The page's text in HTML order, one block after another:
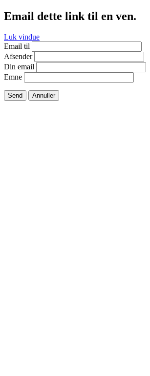
Email dette link til en ven.
Luk vindue
Email til
Afsender
Din email
Emne
Send Annuller